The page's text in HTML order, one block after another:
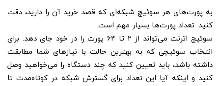
به پورت‌های هر سوئیچ شبکه‌ای که قصد خرید آن را دارید، دقت
کنید. تعداد پورت‌ها بسیار مهم است.
سوئیچ اترنت می‌تواند از 2 تا 64 پورت را در خود جای دهد. برای
انتخاب سوئیچی که به بهترین حالت با نیازهای شما مطابقت
داشته باشد، باید تعیین کنید که چند دستگاه را می‌خواهید وصل
کنید و اینکه آیا این تعداد برای گسترش شبکه در کوتاه‌مدت تا